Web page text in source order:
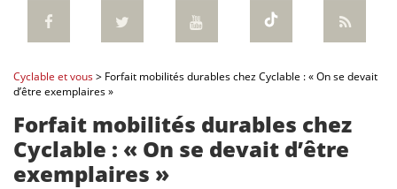
Cyclable et vous> Forfait mobilités durables chez Cyclable : « On se devait
d’être exemplaires »
Forfait mobilités durables chez
Cyclable : « On se devait d’être
exemplaires »